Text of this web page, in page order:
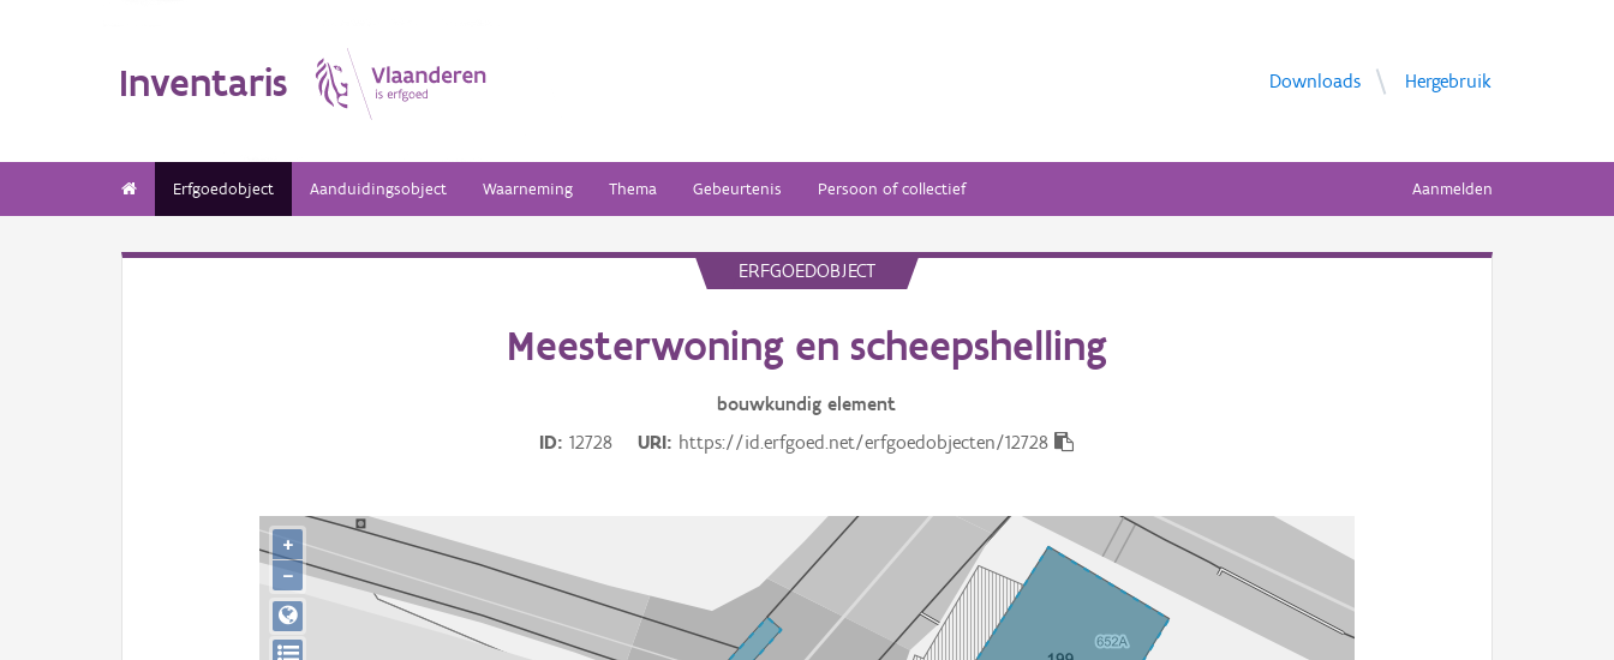
Inventaris Downloads Hergebruik
Erfgoedobject Aanduidingsobject Waarneming Thema Gebeurtenis Persoon of collectief Aanmelden
ERFGOEDOBJECT
Meesterwoning en scheepshelling
bouwkundig element
ID
12728 URI https://id.erfgoed.net/erfgoedobjecten/12728
+
−